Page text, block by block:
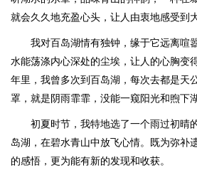
就会久久地充盈心头，让人由衷地感受到
我对百岛湖情有独钟，缘于它远离喧
水能荡涤内心深处的尘埃，让人的心胸变
年里，我曾多次到百岛湖，每次去都是天
罩，就是阴雨霏霏，没能一窥阳光和煦下
初夏时节，我特地选了一个雨过初晴
岛湖，在碧水青山中放飞心情。既为弥补
的感悟，更为能有新的发现和收获。